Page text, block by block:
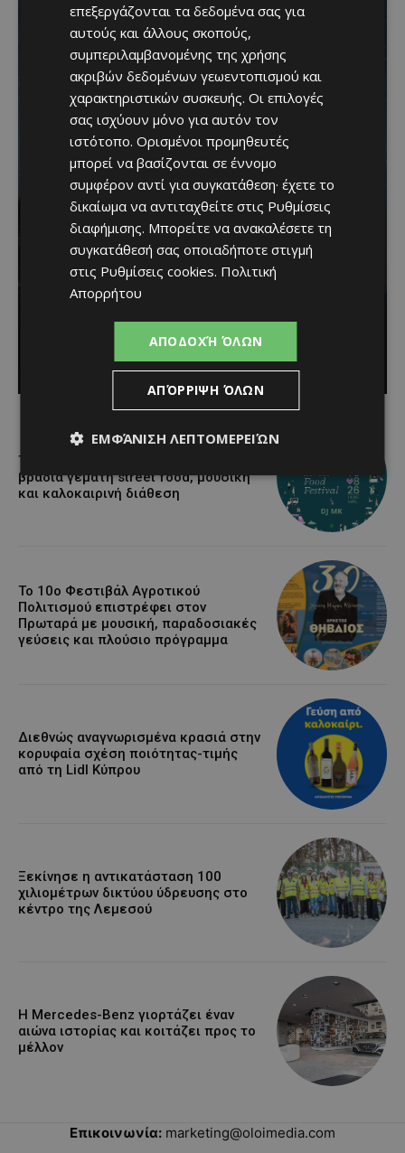
Βραδινή πεζοπορία στον
Μαχαιρά με τον σκύλο
σου και θέα τις Περσείδες
Κατερίνα Χριστοφή - August 7, 2026
Τα Λεύκαρα ετοιμάζονται για μία
βραδιά γεμάτη street food, μουσική
και καλοκαιρινή διάθεση
Το 10ο Φεστιβάλ Αγροτικού
Πολιτισμού επιστρέφει στον
Πρωταρά με μουσική, παραδοσιακές
γεύσεις και πλούσιο πρόγραμμα
Διεθνώς αναγνωρισμένα κρασιά στην
κορυφαία σχέση ποιότητας-τιμής
από τη Lidl Κύπρου
Ξεκίνησε η αντικατάσταση 100
χιλιομέτρων δικτύου ύδρευσης στο
κέντρο της Λεμεσού
Η Mercedes-Benz γιορτάζει έναν
αιώνα ιστορίας και κοιτάζει προς το
μέλλον
Επικοινωνία: marketing@oloimedia.com
επεξεργάζονται τα δεδομένα σας για
αυτούς και άλλους σκοπούς,
συμπεριλαμβανομένης της χρήσης
ακριβών δεδομένων γεωεντοπισμού και
χαρακτηριστικών συσκευής. Οι επιλογές
σας ισχύουν μόνο για αυτόν τον
ιστότοπο. Ορισμένοι προμηθευτές
μπορεί να βασίζονται σε έννομο
συμφέρον αντί για συγκατάθεση· έχετε το
δικαίωμα να αντιταχθείτε στις Ρυθμίσεις
διαφήμισης. Μπορείτε να ανακαλέσετε τη
συγκατάθεσή σας οποιαδήποτε στιγμή
στις Ρυθμίσεις cookies. Πολιτική
Απορρήτου
ΑΠΟΔΟΧΉ ΌΛΩΝ
ΑΠΌΡΡΙΨΗ ΌΛΩΝ
ΕΜΦΆΝΙΣΗ ΛΕΠΤΟΜΕΡΕΙΏΝ